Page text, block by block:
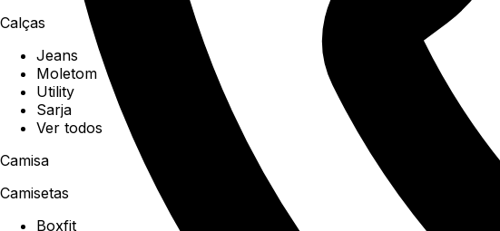
Calças
Jeans
Moletom
Utility
Sarja
Ver todos
Camisa
Camisetas
Boxfit